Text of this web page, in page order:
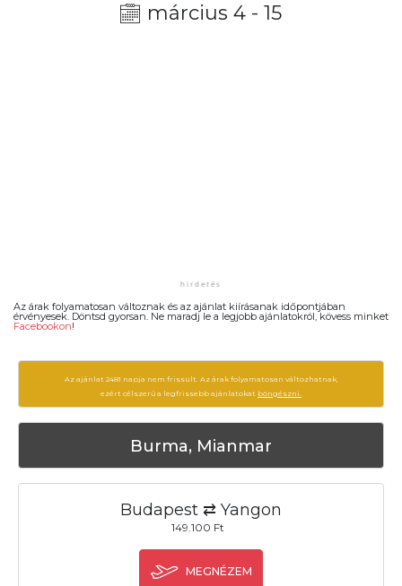
március 4 - 15
Az árak folyamatosan változnak és az ajánlat kiírásanak időpontjában
érvényesek. Döntsd gyorsan. Ne maradj le a legjobb ajánlatokról, kövess minket
Facebookon!
Az ajánlat 2481 napja nem frissült. Az árak folyamatosan változhatnak,
ezért célszerű a legfrissebb ajánlatokat böngészni.
Burma, Mianmar
Budapest ⇄ Yangon
149.100 Ft
MEGNÉZEM